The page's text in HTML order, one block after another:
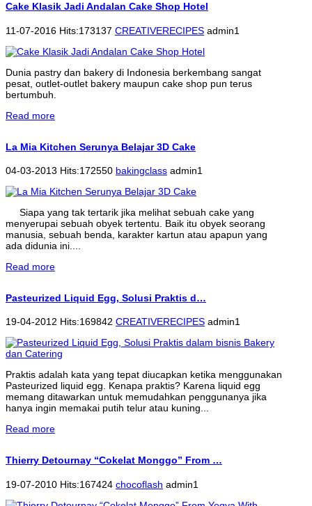
Cake Klasik Jadi Andalan Cake Shop Hotel
11-07-2016 Hits:173137 CREATIVERECIPES admin1
Dunia pastry dan bakery di Indonesia berkembang sangat
pesat, outlet-outlet bakery maupun cake shop pun terus
bertumbuh.
Read more
La Mia Kitchen Serunya Belajar 3D Cake
04-03-2013 Hits:172550 bakingclass admin1
Siapa yang tak tertarik jika melihat sebuah cake yang
menyerupai sebuah obyek tertentu. Baik itu obyek seorang
manusia, sebuah benda, karakter kartun atau apapun yang
ada didunia ini....
Read more
Pasteurized Liquid Egg, Solusi Praktis d…
19-04-2012 Hits:169842 CREATIVERECIPES admin1
Praktis adalah kata yang tepat diucapkan ketika menggunakan
Pasteurized liquid egg. Kenapa praktis? Karena liquid egg
memang ditawarkan untuk memudahkan penggunanya jika
hanya ingin memakai putih telur atau kuning...
Read more
Thierry Detournay “Cokelat Monggo” From …
19-07-2010 Hits:167424 chocoflash admin1